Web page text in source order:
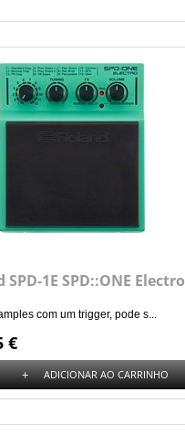
SPD-1E SPD::ONE Electro
com um trigger, pode s...
€
+ ADICIONAR AO CARRINHO